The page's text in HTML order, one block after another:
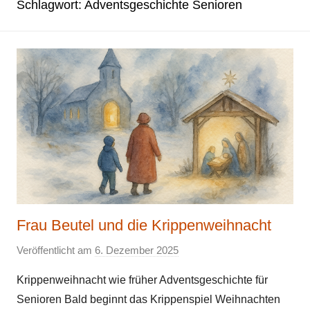
Schlagwort: Adventsgeschichte Senioren
Frau Beutel und die Krippenweihnacht
Veröffentlicht am 6. Dezember 2025
n
E
Krippenweihnacht wie früher Adventsgeschichte für
Senioren Bald beginnt das Krippenspiel Weihnachten